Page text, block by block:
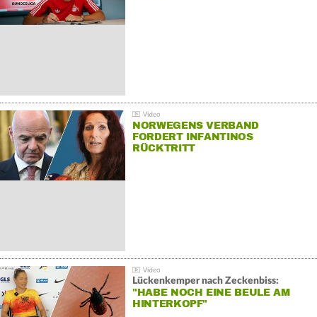
NORWEGENS VERBAND
FORDERT INFANTINOS
RÜCKTRITT
Lückenkemper nach Zeckenbiss:
"HABE NOCH EINE BEULE AM
HINTERKOPF"